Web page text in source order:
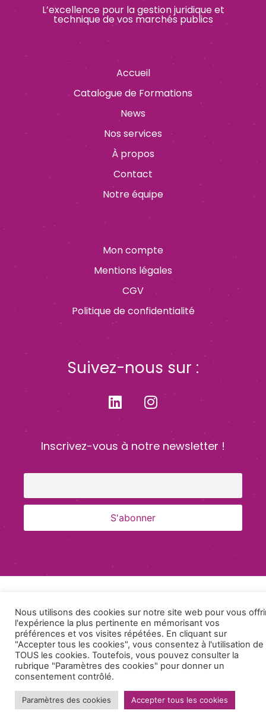
L’excellence pour la gestion juridique et
technique de vos marchés publics
Accueil
Catalogue de Formations
News
Nos services
À propos
Contact
Notre équipe
Mon compte
Mentions légales
CGV
Politique de confidentialité
Suivez-nous sur :
Inscrivez-vous à notre newsletter !
Nous utilisons des cookies sur notre site web pour vous
l'expérience la plus pertinente en mémorisant vos
préférences et vos visites répétées. En cliquant sur
"Accepter tous les cookies", vous consentez à l'utilisation de
TOUS les cookies. Toutefois, vous pouvez consulter la
rubrique "Paramètres des cookies" pour donner un
consentement contrôlé.
Paramètres des cookies Accepter tous les cookies